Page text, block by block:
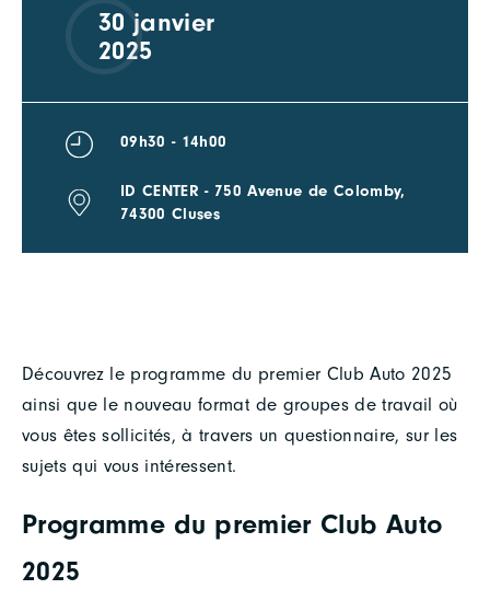
Découvrez le programme du premier Club Auto 2025
ainsi que le nouveau format de groupes de travail où
vous êtes sollicités, à travers un questionnaire, sur les
sujets qui vous intéressent.
Programme du premier Club Auto
2025
30 janvier
2025
09h30 - 14h00
ID CENTER - 750 Avenue de Colomby,
74300 Cluses